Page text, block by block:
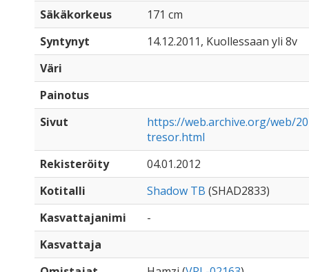
Säkäkorkeus
171 cm
Syntynyt
14.12.2011, Kuollessaan yli 8v
Väri
Painotus
Sivut
https://web.archive.org/web/
tresor.html
Rekisteröity
04.01.2012
Kotitalli
Shadow TB (SHAD2833)
Kasvattajanimi
-
Kasvattaja